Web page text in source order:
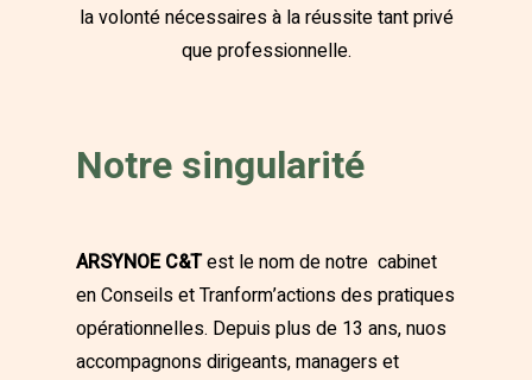
la volonté nécessaires à la réussite tant privé
que professionnelle.
Notre singularité
ARSYNOE C&Test le nom de notre cabinet
en Conseils et Tranform’actions des pratiques
opérationnelles. Depuis plus de 13 ans, nuos
accompagnons dirigeants, managers et